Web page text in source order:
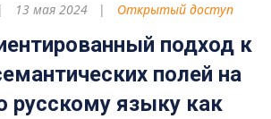
13 мая 2024 Открытый доступ
подход к
полей на
русскому языку как